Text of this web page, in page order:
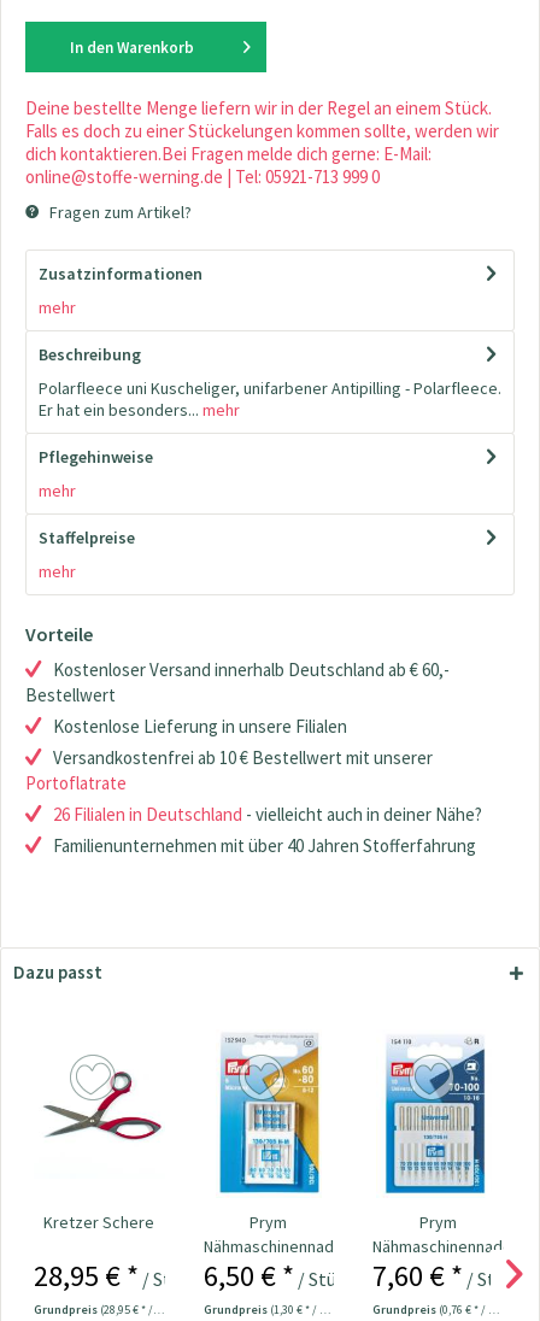
In den Warenkorb
Deine bestellte Menge liefern wir in der Regel an einem Stück.
Falls es doch zu einer Stückelungen kommen sollte, werden wir
dich kontaktieren.Bei Fragen melde dich gerne: E-Mail:
online@stoffe-werning.de | Tel: 05921-713 999 0
Fragen zum Artikel?
Zusatzinformationen
mehr
Beschreibung
Polarfleece uni Kuscheliger, unifarbener Antipilling - Polarfleece.
Er hat ein besonders... mehr
Pflegehinweise
mehr
Staffelpreise
mehr
Vorteile
Kostenloser Versand innerhalb Deutschland ab € 60,-
Bestellwert
Kostenlose Lieferung in unsere Filialen
Versandkostenfrei ab 10 € Bestellwert mit unserer
Portoflatrate
26 Filialen in Deutschland - vielleicht auch in deiner Nähe?
Familienunternehmen mit über 40 Jahren Stofferfahrung
Dazu passt
Kretzer Schere
28,95 € * / Stück
Grundpreis (28,95 € * / 1 Stück)
Prym
Nähmaschinennadeln
130/705 Microtex
6,50 € * / Stück
Grundpreis (1,30 € * / 1 Stück)
Prym
Nähmaschinennadeln
130/705
Universal...
7,60 € * / Stück
Grundpreis (0,76 € * / 1 Stück)